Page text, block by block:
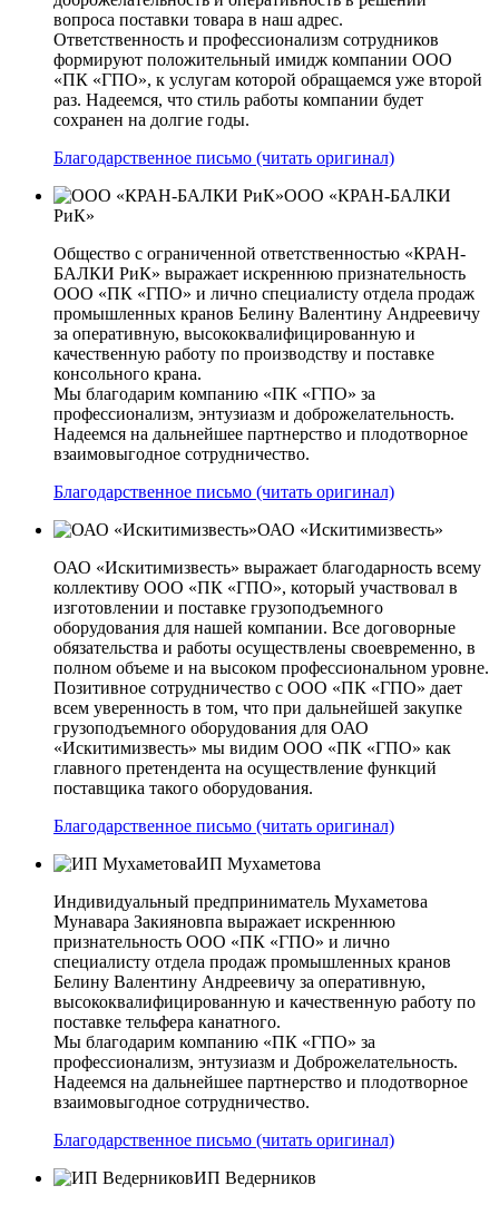
вопроса поставки товара в наш адрес.
Ответственность и профессионализм сотрудников
формируют положительный имидж компании ООО
«ПК «ГПО», к услугам которой обращаемся уже второй
раз. Надеемся, что стиль работы компании будет
сохранен на долгие годы.
Благодарственное письмо (читать оригинал)
ООО «КРАН-БАЛКИ
РиК»
Общество с ограниченной ответственностью «КРАН-
БАЛКИ РиК» выражает искреннюю признательность
ООО «ПК «ГПО» и лично специалисту отдела продаж
промышленных кранов Белину Валентину Андреевичу
за оперативную, высококвалифицированную и
качественную работу по производству и поставке
консольного крана.
Мы благодарим компанию «ПК «ГПО» за
профессионализм, энтузиазм и доброжелательность.
Надеемся на дальнейшее партнерство и плодотворное
взаимовыгодное сотрудничество.
Благодарственное письмо (читать оригинал)
ОАО «Искитимизвесть»
ОАО «Искитимизвесть» выражает благодарность всему
коллективу ООО «ПК «ГПО», который участвовал в
изготовлении и поставке грузоподъемного
оборудования для нашей компании. Все договорные
обязательства и работы осуществлены своевременно, в
полном объеме и на высоком профессиональном уровне.
Позитивное сотрудничество с ООО «ПК «ГПО» дает
всем уверенность в том, что при дальнейшей закупке
грузоподъемного оборудования для ОАО
«Искитимизвесть» мы видим ООО «ПК «ГПО» как
главного претендента на осуществление функций
поставщика такого оборудования.
Благодарственное письмо (читать оригинал)
ИП Мухаметова
Индивидуальный предприниматель Мухаметова
Мунавара Закияновпа выражает искреннюю
признательность ООО «ПК «ГПО» и лично
специалисту отдела продаж промышленных кранов
Белину Валентину Андреевичу за оперативную,
высококвалифицированную и качественную работу по
поставке тельфера канатного.
Мы благодарим компанию «ПК «ГПО» за
профессионализм, энтузиазм и Доброжелательность.
Надеемся на дальнейшее партнерство и плодотворное
взаимовыгодное сотрудничество.
Благодарственное письмо (читать оригинал)
ИП Ведерников